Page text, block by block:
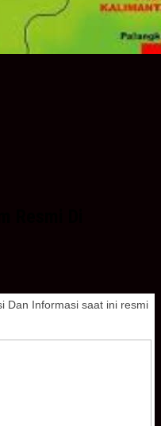
Dan Informasi saat ini resmi